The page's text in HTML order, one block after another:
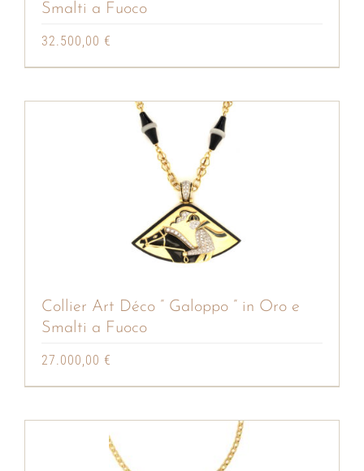
Smalti a Fuoco
32.500,00 €
Collier Art Déco ” Galoppo ” in Oro e
Smalti a Fuoco
27.000,00 €